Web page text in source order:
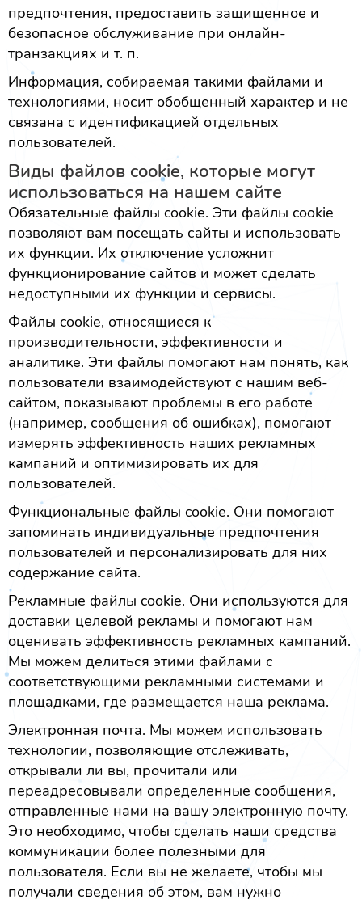
предпочтения, предоставить защищенное и
безопасное обслуживание при онлайн-
транзакциях и т. п.
Информация, собираемая такими файлами и
технологиями, носит обобщенный характер и не
связана с идентификацией отдельных
пользователей.
Виды файлов cookie, которые могут
использоваться на нашем сайте
Обязательные файлы cookie. Эти файлы cookie
позволяют вам посещать сайты и использовать
их функции. Их отключение усложнит
функционирование сайтов и может сделать
недоступными их функции и сервисы.
Файлы cookie, относящиеся к
производительности, эффективности и
аналитике. Эти файлы помогают нам понять, как
пользователи взаимодействуют с нашим веб-
сайтом, показывают проблемы в его работе
(например, сообщения об ошибках), помогают
измерять эффективность наших рекламных
кампаний и оптимизировать их для
пользователей.
Функциональные файлы cookie. Они помогают
запоминать индивидуальные предпочтения
пользователей и персонализировать для них
содержание сайта.
Рекламные файлы cookie. Они используются для
доставки целевой рекламы и помогают нам
оценивать эффективность рекламных кампаний.
Мы можем делиться этими файлами с
соответствующими рекламными системами и
площадками, где размещается наша реклама.
Электронная почта. Мы можем использовать
технологии, позволяющие отслеживать,
открывали ли вы, прочитали или
переадресовывали определенные сообщения,
отправленные нами на вашу электронную почту.
Это необходимо, чтобы сделать наши средства
коммуникации более полезными для
пользователя. Если вы не желаете, чтобы мы
получали сведения об этом, вам нужно